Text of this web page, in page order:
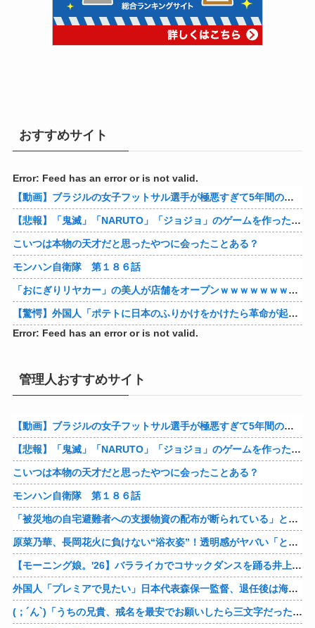
おすすめサイト
Error: Feed has an error or is not valid.
【動画】ブラジルの女子フットサル選手が極悪すぎて5年間の出場停止処分に。
【悲報】「鬼滅」「NARUTO」「ジョジョ」のゲームを作った会社の取締役、ジャンプ垢にブロックされてしまうｗｗｗｗ
こいつは本物の天才だと思ったやつに会ったことある？
モンハン自衛隊 第１８６話
「おにぎりリヤカー」の美人が店舗をオープンｗｗｗｗｗｗｗｗｗｗｗｗ
【驚愕】外国人「ポテトに日本のふりかけをかけたら革命が起きた」→世界中で中毒者が続出w
Error: Feed has an error or is not valid.
管理人おすすめサイト
【動画】ブラジルの女子フットサル選手が極悪すぎて5年間の出場停止処分に。
【悲報】「鬼滅」「NARUTO」「ジョジョ」のゲームを作った会社の取締役、ジャンプ垢にブロックされてしまうｗｗｗｗ
こいつは本物の天才だと思ったやつに会ったことある？
モンハン自衛隊 第１８６話
「被災地の自宅避難者への支援物資の配布が断られている」とあっち系が猛批判、『至れり尽くせり』の実態はこれだ！と訴えており……
原菜乃華、長岡花火に負けない“浴衣姿”！透明感がヤバい「とびきりに綺麗です…！」【画像】
【モーニング娘。'26】バラライカでコサックダンスを踊る井上春華、めっちゃ上手い
外国人「プレミアで見たい」日本代表森保一監督、退任後は海外クラブの監督挑戦か!?「視野には入れています」制度上は欧州での監督就任が可能【海外の反応】
(；´ん`)「うちの兄貴、戒名を最安でお願いしたら三文字だったわ」